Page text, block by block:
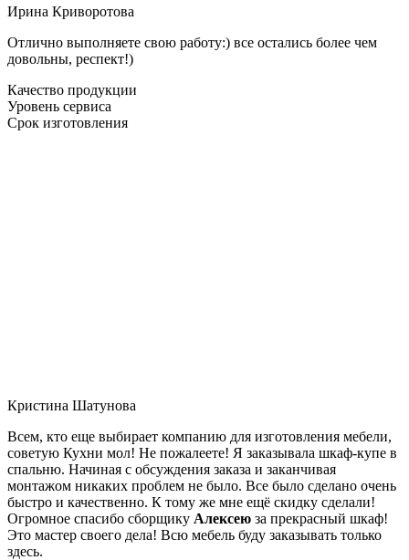
Ирина Криворотова
Отлично выполняете свою работу:) все остались более чем
довольны, респект!)
Качество продукции
Уровень сервиса
Срок изготовления
Кристина Шатунова
Всем, кто еще выбирает компанию для изготовления мебели,
советую Кухни мол! Не пожалеете! Я заказывала шкаф-купе в
спальню. Начиная с обсуждения заказа и заканчивая
монтажом никаких проблем не было. Все было сделано очень
быстро и качественно. К тому же мне ещё скидку сделали!
Огромное спасибо сборщику Алексею за прекрасный шкаф!
Это мастер своего дела! Всю мебель буду заказывать только
здесь.